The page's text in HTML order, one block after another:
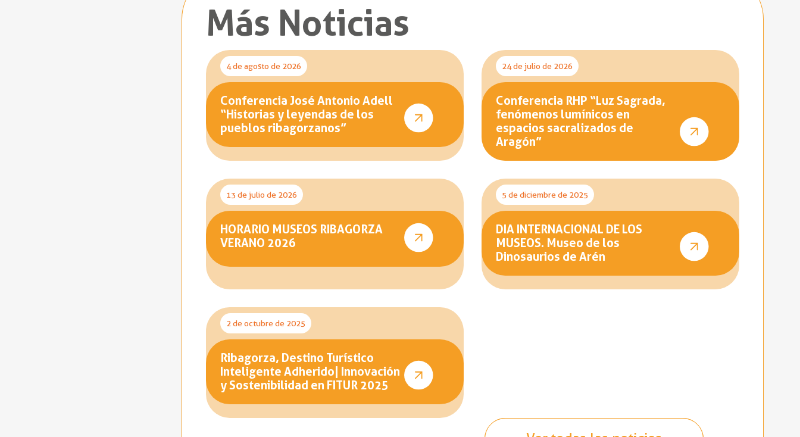
Más Noticias
4 de agosto de 2026
Conferencia José Antonio Adell
“Historias y leyendas de los
pueblos ribagorzanos”
24 de julio de 2026
Conferencia RHP “Luz Sagrada,
fenómenos lumínicos en
espacios sacralizados de
Aragón”
13 de julio de 2026
HORARIO MUSEOS RIBAGORZA
VERANO 2026
5 de diciembre de 2025
DIA INTERNACIONAL DE LOS
MUSEOS. Museo de los
Dinosaurios de Arén
2 de octubre de 2025
Ribagorza, Destino Turístico
Inteligente Adherido| Innovación
y Sostenibilidad en FITUR 2025